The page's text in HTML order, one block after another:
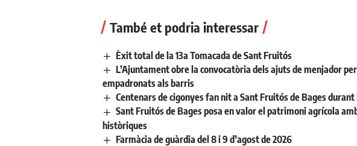
També et podria interessar
Èxit total de la 13a Tomacada de Sant Fruitós
L’Ajuntament obre la convocatòria dels ajuts de menjador
empadronats als barris
Centenars de cigonyes fan nit a Sant Fruitós de Bages
Sant Fruitós de Bages posa en valor el patrimoni agrícola
històriques
Farmàcia de guàrdia del 8 i 9 d’agost de 2026